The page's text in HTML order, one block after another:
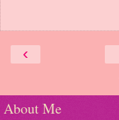
‹
About Me